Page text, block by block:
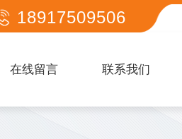
18917509506
在线留言 联系我们